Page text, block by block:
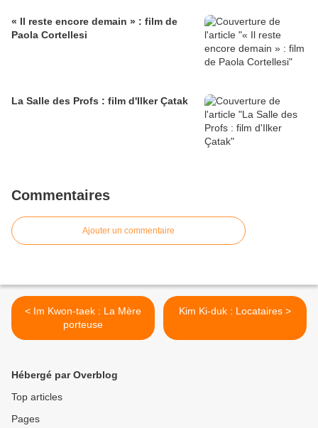
« Il reste encore demain » : film de
Paola Cortellesi
La Salle des Profs : film d'Ilker Çatak
Commentaires
Ajouter un commentaire
< Im Kwon-taek : La Mère
porteuse
Kim Ki-duk : Locataires >
Hébergé par Overblog
Top articles
Pages